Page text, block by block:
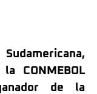
CONMEBOL
de la